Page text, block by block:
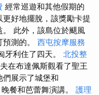
經常巡遊和其他假期的
好地擺脫，該獎勵卡提
此外，該島位於颶風
測的。 西屯按摩服務
牙利住了四天。 北投整
在布達佩斯觀看了聖王
展示了城堡和
餐和芭蕾舞演講。 護理